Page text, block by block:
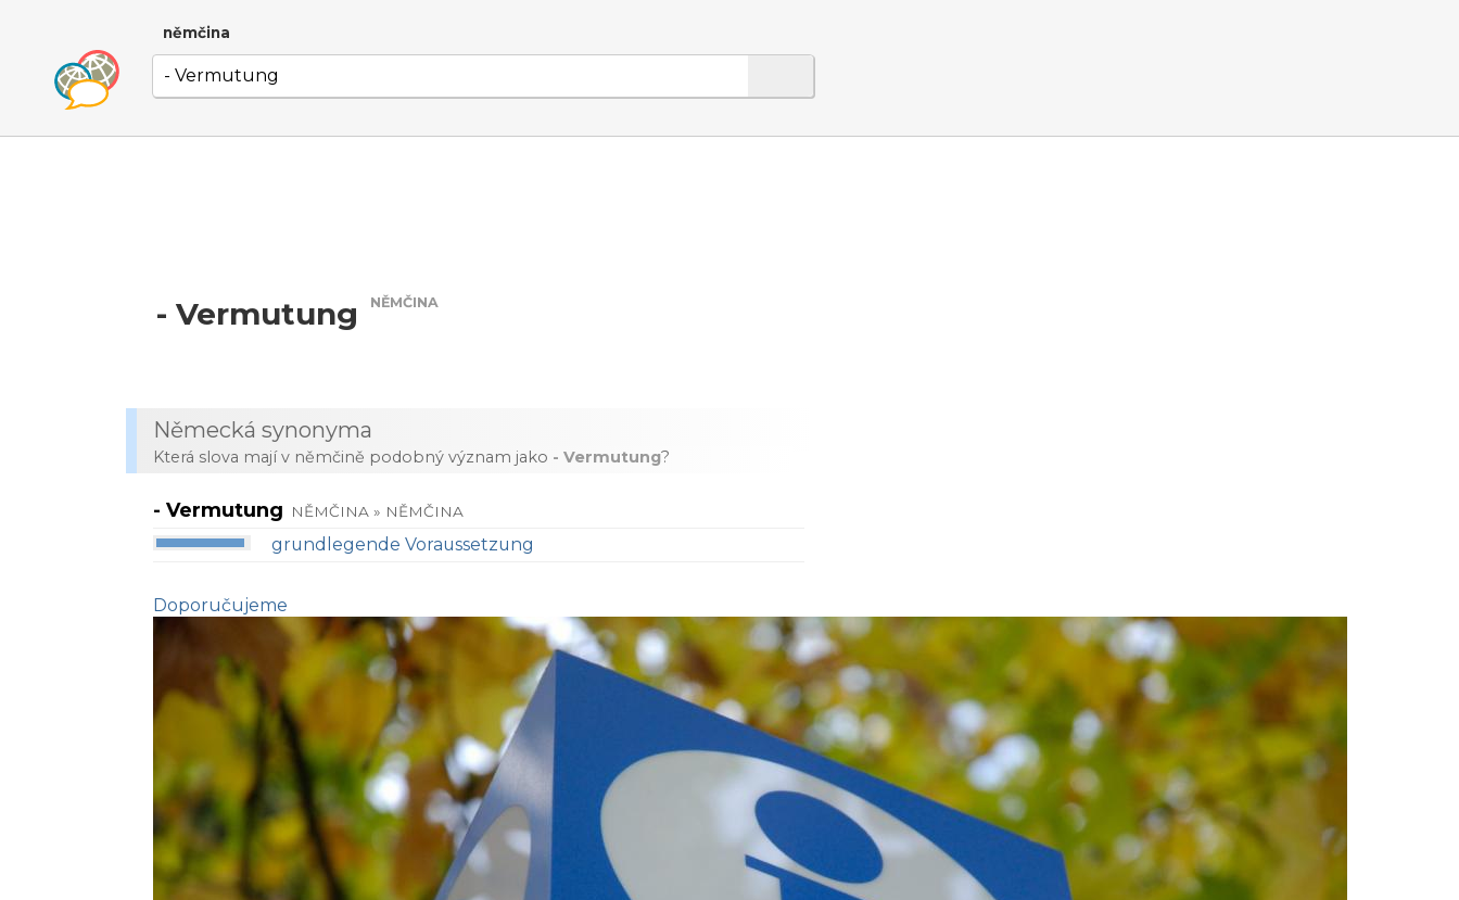
němčina
- Vermutung NĚMČINA
Německá synonyma
Která slova mají v němčině podobný význam jako - Vermutung?
- Vermutung NĚMČINA » NĚMČINA
grundlegende Voraussetzung
Doporučujeme